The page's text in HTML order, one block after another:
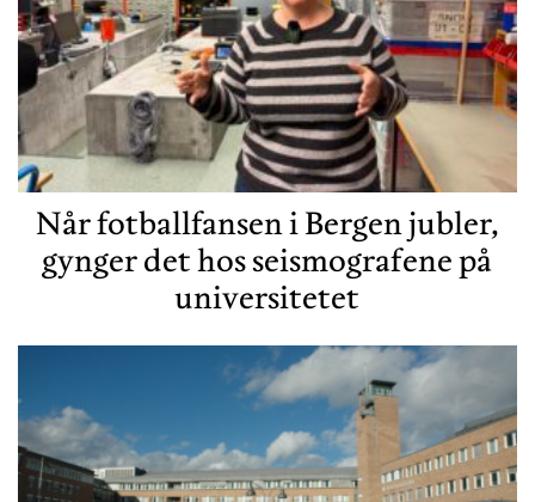
Når fotballfansen i Bergen jubler,
gynger det hos seismografene på
universitetet